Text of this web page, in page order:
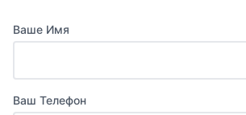
Ваше Имя
Ваш Телефон